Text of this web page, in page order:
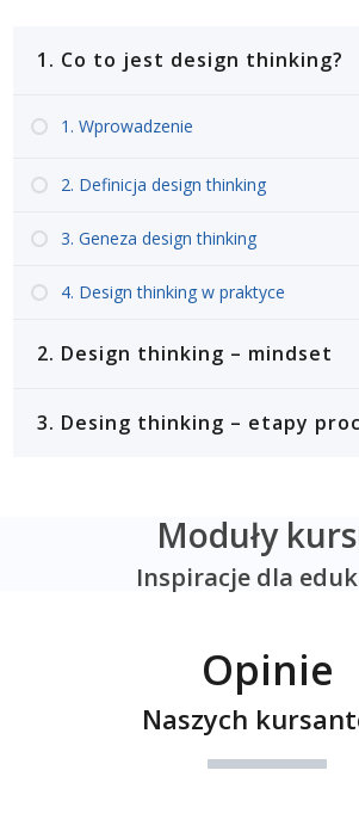
1. Co to jest design thinking?
1. Wprowadzenie
2. Definicja design thinking
3. Geneza design thinking
4. Design thinking w praktyce
2. Design thinking – mindset
1. Mindset
3. Wyjdź z biura
4. Wejdź w buty użytkownika
6. Eksperymentowanie
3. Desing thinking – etapy
2. Odkrywanie
3. Definiowanie problemu
Moduły
Inspiracje dla
Opinie
Naszych